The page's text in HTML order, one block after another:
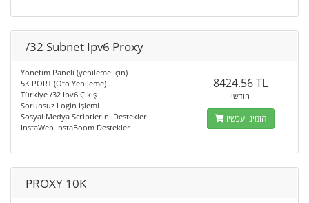
/32 Subnet Ipv6 Proxy
Yönetim Paneli (yenileme için)
5K PORT (Oto Yenileme)
Türkiye /32 Ipv6 Çıkış
Sorunsuz Login İşlemi
Sosyal Medya Scriptlerini Destekler
InstaWeb InstaBoom Destekler
8424.56 TL
חודשי
הזמינו עכשיו
PROXY 10K